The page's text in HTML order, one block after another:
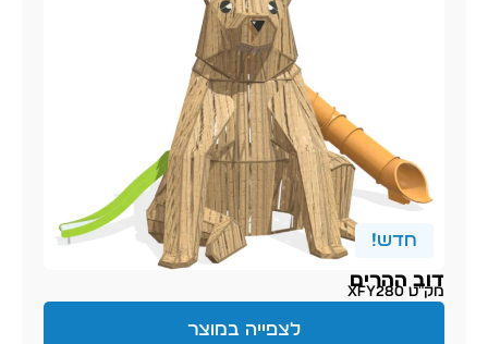
חדש!
דוב ההרים
מק״ט XFY280
לצפייה במוצר